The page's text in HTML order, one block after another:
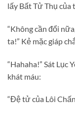
lấy Bất Tử Thụ của
“Không cần đổi
ta!” Kẻ mặc giáp
“Hahaha!” Sát Lục
khát máu:
“Đệ tử của Lôi